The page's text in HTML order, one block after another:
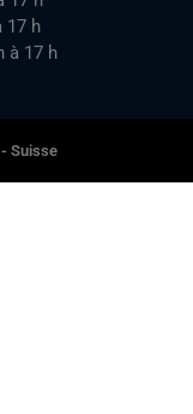
17 h
à 17 h
Suisse